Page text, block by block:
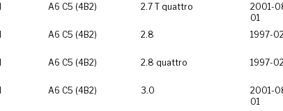
A6 C5 (4B2) 2.7 T quattro
2001-
01
A6 C5 (4B2) 2.8 1997-
A6 C5 (4B2) 2.8 quattro 1997-
A6 C5 (4B2) 3.0
2001-
01